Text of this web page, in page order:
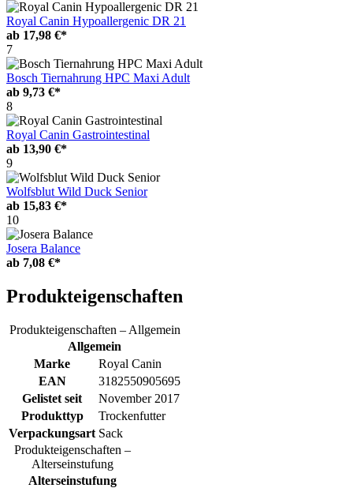
Royal Canin Hypoallergenic DR 21
ab 17,98 €*
7
Bosch Tiernahrung HPC Maxi Adult
ab 9,73 €*
8
Royal Canin Gastrointestinal
ab 13,90 €*
9
Wolfsblut Wild Duck Senior
ab 15,83 €*
10
Josera Balance
ab 7,08 €*
Produkteigenschaften
Produkteigenschaften – Allgemein
Allgemein
Marke
Royal Canin
EAN
3182550905695
Gelistet seit
November 2017
Produkttyp
Trockenfutter
Verpackungsart Sack
Produkteigenschaften –
Alterseinstufung
Alterseinstufung